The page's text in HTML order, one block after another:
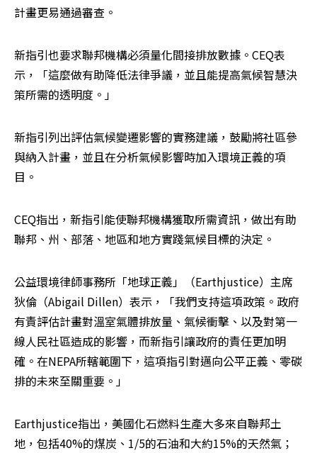
計畫更易通過審查。
新指引也要求聯邦機構必須量化間接排放數據。CEQ表
示，「這麼做有助降低法律爭議，並且能提高氣候智慧決
策所需的透明度。」
新指引列出評估氣候變遷影響的實務建議，鼓勵將社區參
與納入計畫，並且在分析氣候影響時加入環境正義的項
目。
CEQ指出，新指引能使聯邦機構獲取所需資訊，做出有助
聯邦、州、部落、地區和地方實踐氣候目標的決定。
公益環境律師事務所「地球正義」（Earthjustice）主席
狄倫（Abigail Dillen）表示，「我們支持這項政策。政府
有責評估計畫對溫室氣體排放量、氣候衝擊、以及對第一
線人民社區造成的影響，而新指引讓政府的責任更加明
確。在NEPA所轄範圍下，這項指引對邁向公平正義、零碳
排的未來至關重要。」
Earthjustice指出，美國化石燃料生產大多來自聯邦土
地，包括40%的煤炭、1/5的石油和大約15%的天然氣；